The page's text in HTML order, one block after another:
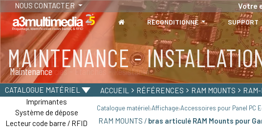
NOUS CONTACTER Votre
RECONDITIONNÉ SUPPORT
MAINTENANCE -
Maintenance
TABLETTES
Tablettes durcies - Étanches - Résistantes
CATALOGUE MATÉRIEL
Imprimantes
Système de dépose
Lecteur code barre / RFID
ACCUEIL RÉFÉRENCES RAM MOUNTS
Catalogue matériel Affichage Accessoires pour Panel PC
RAM MOUNTS / bras articulé RAM Mounts pour